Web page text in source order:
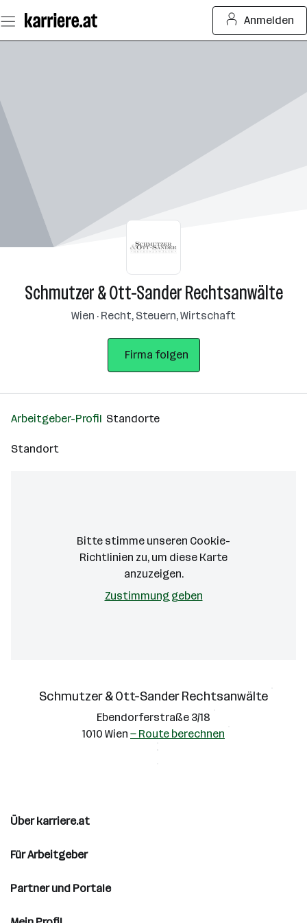
Seiteninhalt
springen
Anmelden
Schmutzer & Ott-Sander Rechtsanwälte
Wien · Recht, Steuern, Wirtschaft
Firma folgen
Arbeitgeber-Profil Standorte
Standort
Bitte stimme unseren Cookie-
Richtlinien zu, um diese Karte
anzuzeigen.
Zustimmung geben
Schmutzer & Ott-Sander Rechtsanwälte
Ebendorferstraße 3/18
1010 Wien — Route berechnen
Über karriere.at
Für Arbeitgeber
Partner und Portale